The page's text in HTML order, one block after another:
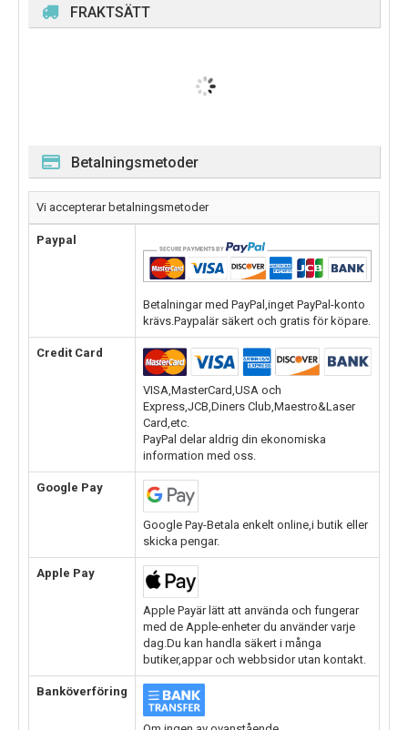
FRAKTSÄTT
Betalningsmetoder
Vi accepterar betalningsmetoder
Paypal
Betalningar med PayPal,inget PayPal-konto
krävs.Paypalär säkert och gratis för köpare.
Credit Card
VISA,MasterCard,USA och
Express,JCB,Diners Club,Maestro&Laser
Card,etc.
PayPal delar aldrig din ekonomiska
information med oss.
Google Pay
Google Pay-Betala enkelt online,i butik eller
skicka pengar.
Apple Pay
Apple Payär lätt att använda och fungerar
med de Apple-enheter du använder varje
dag.Du kan handla säkert i många
butiker,appar och webbsidor utan kontakt.
Banköverföring